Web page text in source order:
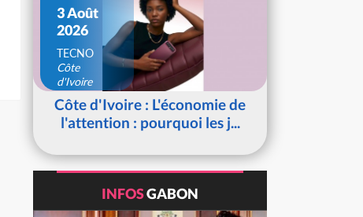
3 Août
2026
TECNO
Côte
d'Ivoire
Côte d'Ivoire : L'économie de
l'attention : pourquoi les j...
INFOSGABON